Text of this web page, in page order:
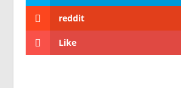
reddit
Like